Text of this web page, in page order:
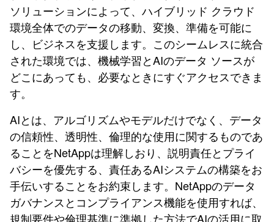
ソリューションによって、ハイブリッド クラウド
環境全体でのデータの移動、変換、準備を可能に
し、ビジネスを支援します。このシームレスに統合
された環境では、機械学習とAIのデータ ソースが
どこにあっても、必要なときにすぐアクセスできま
す。
AIとは、アルゴリズムやモデルだけでなく、データ
の信頼性、透明性、倫理的な使用に関するものであ
ることをNetAppは理解しおり、説明責任とプライ
バシーを優先する、責任あるAIシステムの構築をお
手伝いすることをお約束します。NetAppのデータ
ガバナンスとコンプライアンス機能を使用すれば、
規制要件や倫理基準に準拠した方法でAIの活用に取